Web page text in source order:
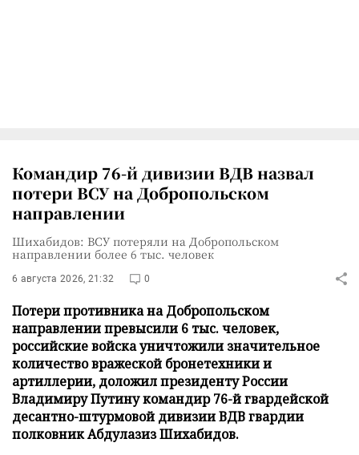
Командир 76-й дивизии ВДВ назвал
потери ВСУ на Добропольском
направлении
Шихабидов: ВСУ потеряли на Добропольском
направлении более 6 тыс. человек
6 августа 2026, 21:32 0
Потери противника на Добропольском
направлении превысили 6 тыс. человек,
российские войска уничтожили значительное
количество вражеской бронетехники и
артиллерии, доложил президенту России
Владимиру Путину командир 76-й гвардейской
десантно-штурмовой дивизии ВДВ гвардии
полковник Абдулазиз Шихабидов.